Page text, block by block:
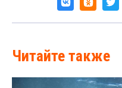
Читайте также